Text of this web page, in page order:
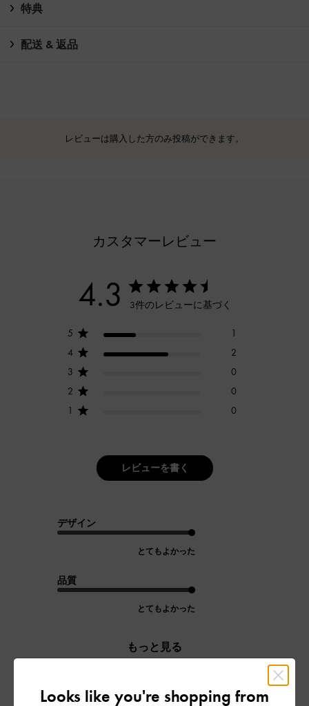
特典
配送 & 返品
レビューは購入した方のみ投稿ができます。
カスタマーレビュー
4.3 3件のレビューに基づく
5
1
4
2
3
0
2
0
1
0
レビューを書く
デザイン
とてもよかった
品質
とてもよかった
もっと見る
フィルター
Looks like you're shopping from